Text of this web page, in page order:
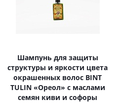
Шампунь для защиты
структуры и яркости цвета
окрашенных волос BINT
TULIN «Ореол» с маслами
семян киви и софоры